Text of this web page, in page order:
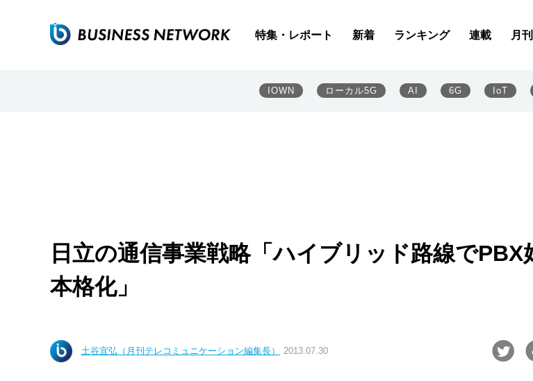
特集・レポート 新着 ランキング 連載 月
IOWN ローカル5G AI 6G IoT
日立の通信事業戦略「ハイブリッド路線でPBX
本格化」
土谷宜弘（月刊テレコミュニケーション編集長） 2013.07.30